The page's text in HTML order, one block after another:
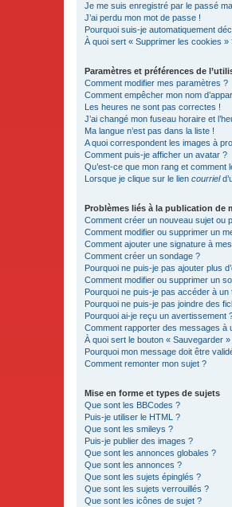
Je me suis enregistré par le passé
J’ai perdu mon mot de passe !
Pourquoi suis-je automatiquement
À quoi sert « Supprimer les cookies »
Paramètres et préférences de
Comment modifier mes paramètres ?
Comment empêcher mon nom
Les heures ne sont pas correctes !
J’ai changé mon fuseau horaire et
Ma langue n’est pas dans la liste !
A quoi correspondent les images à
Comment puis-je afficher un avatar ?
Qu’est-ce que mon rang et comment
Lorsque je clique sur le lien courriel
Problèmes liés à la publication de
Comment créer un nouveau sujet ou
Comment modifier ou supprimer un
Comment ajouter une signature à
Comment créer un sondage ?
Pourquoi ne puis-je pas ajouter plus
Comment modifier ou supprimer un
Pourquoi ne puis-je pas accéder à un
Pourquoi ne puis-je pas joindre des
Pourquoi ai-je reçu un avertissement
Comment rapporter des messages à
À quoi sert le bouton « Sauvegarder
Pourquoi mon message doit être
Comment remonter mon sujet ?
Mise en forme et types de sujets
Que sont les BBCodes ?
Puis-je utiliser le HTML ?
Que sont les smileys ?
Puis-je publier des images ?
Que sont les annonces globales ?
Que sont les annonces ?
Que sont les sujets épinglés ?
Que sont les sujets verrouillés ?
Que sont les icônes de sujet ?